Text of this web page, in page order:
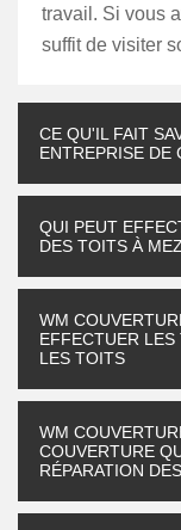
travail. Si vous
suffit de visiter
CE QU'IL FAIT
ENTREPRISE DE
QUI PEUT
DES TOITS À
WM
EFFECTUER LES
LES TOITS
WM
COUVERTURE
RÉPARATION